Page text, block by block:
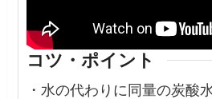
コツ・ポイント
・水の代わりに同量の炭酸